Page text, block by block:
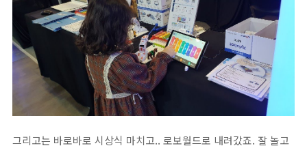
그리고는 바로바로 시상식 마치고.. 로보월드로 내려갔죠. 잘 놀고